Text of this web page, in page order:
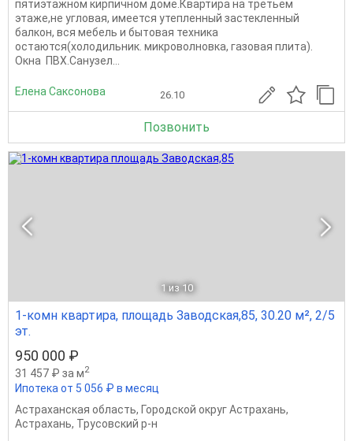
пятиэтажном кирпичном доме.Квартира на третьем
этаже,не угловая, имеется утепленный застекленный
балкон, вся мебель и бытовая техника
остаются(холодильник. микроволновка, газовая плита).
Окна ПВХ.Санузел...
Елена Саксонова 26.10
Позвонить
1 из 10
1-комн квартира, площадь Заводская,85, 30.20 м², 2/5
эт.
950 000 ₽
31 457 ₽ за м2
Ипотека от 5 056 ₽ в месяц
Астраханская область, Городской округ Астрахань,
Астрахань, Трусовский р-н